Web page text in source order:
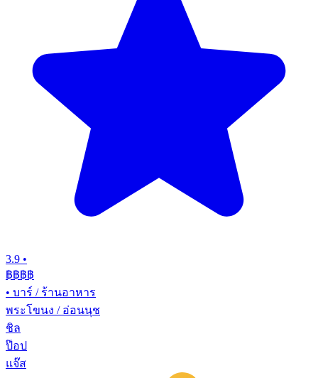
3.9 •
฿฿฿฿
• บาร์ / ร้านอาหาร
พระโขนง / อ่อนนุช
ชิล
ป๊อป
แจ๊ส